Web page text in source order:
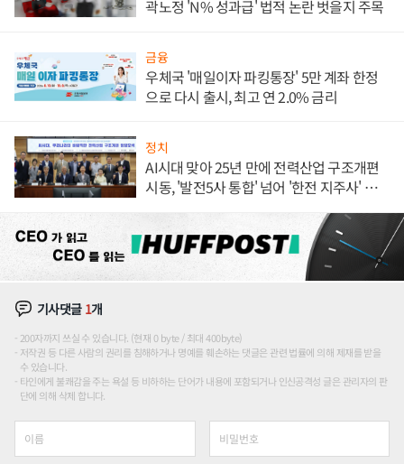
곽노정 'N% 성과급' 법적 논란 벗을지 주목
금융
우체국 '매일이자 파킹통장' 5만 계좌 한정
으로 다시 출시, 최고 연 2.0% 금리
정치
AI시대 맞아 25년 만에 전력산업 구조개편
시동, '발전5사 통합' 넘어 '한전 지주사' 재편
기사댓글 1개
200자까지 쓰실 수 있습니다. (현재 0 byte / 최대 400byte)
저작권 등 다른 사람의 권리를 침해하거나 명예를 훼손하는 댓글은 관련 법률에 의해 제재를 받을
수 있습니다.
타인에게 불쾌감을 주는 욕설 등 비하하는 단어가 내용에 포함되거나 인신공격성 글은 관리자의 판
단에 의해 삭제 합니다.